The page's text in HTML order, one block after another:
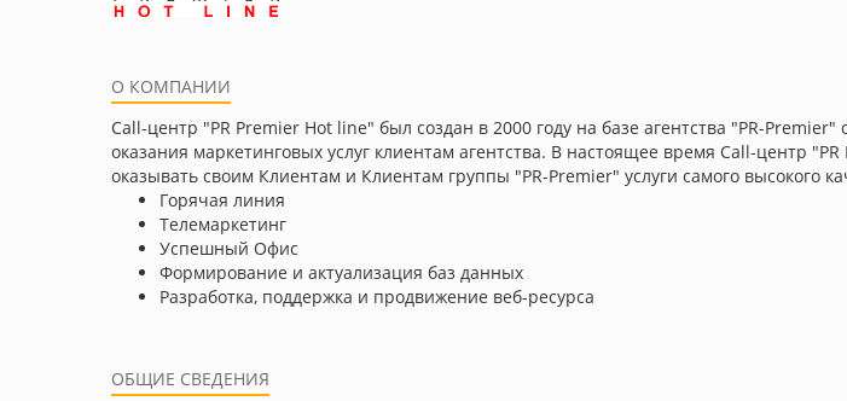
О КОМПАНИИ
Саll-центр "PR Premier Hot line" был создан в 2000 году на базе агентства "PR-
оказания маркетинговых услуг клиентам агентства. В настоящее время Call-центр
оказывать своим Клиентам и Клиентам группы "PR-Premier" услуги самого высокого
Горячая линия
Телемаркетинг
Успешный Офис
Формирование и актуализация баз данных
Разработка, поддержка и продвижение веб-ресурса
ОБЩИЕ СВЕДЕНИЯ